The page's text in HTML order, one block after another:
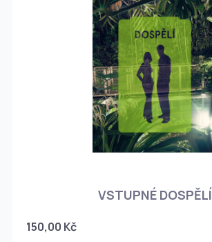
VSTUPNÉ DOSPĚLÍ
150,00 Kč